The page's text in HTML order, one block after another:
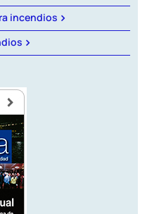
A SOCIOS
incendios